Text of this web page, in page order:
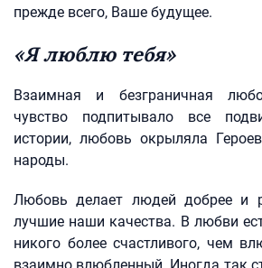
прежде всего, Ваше будущее.
«Я люблю тебя»
Взаимная и безграничная
чувство подпитывало все
истории, любовь окрыляла
народы.
Любовь делает людей добрее и
лучшие наши качества. В любви
никого более счастливого, чем